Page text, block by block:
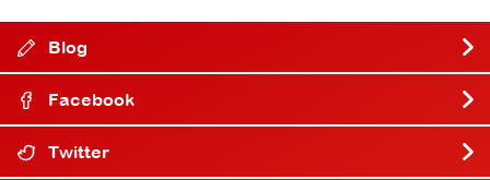
Blog
Facebook
Twitter